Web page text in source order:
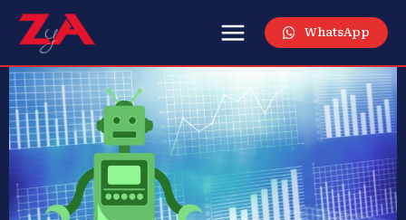
WhatsApp